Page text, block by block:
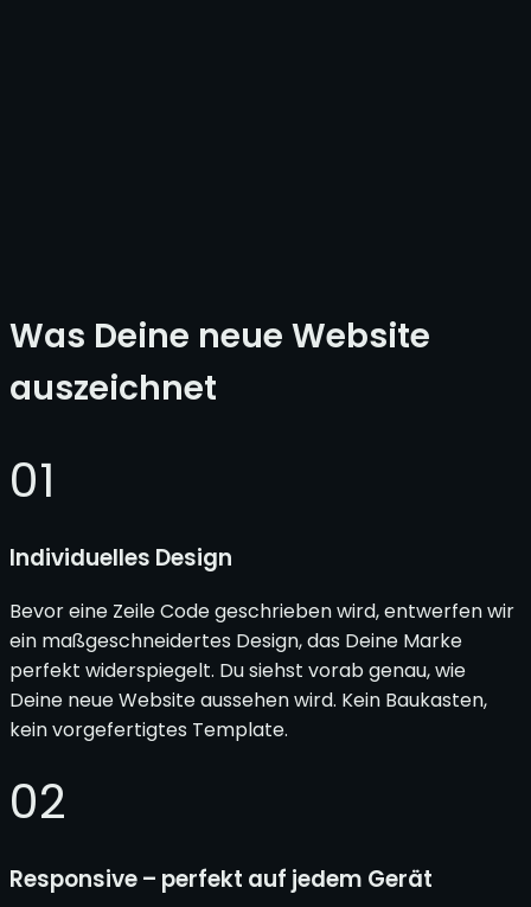
Was Deine neue Website
auszeichnet
01
Individuelles Design
Bevor eine Zeile Code geschrieben wird, entwerfen wir
ein maßgeschneidertes Design, das Deine Marke
perfekt widerspiegelt. Du siehst vorab genau, wie
Deine neue Website aussehen wird. Kein Baukasten,
kein vorgefertigtes Template.
02
Responsive – perfekt auf jedem Gerät